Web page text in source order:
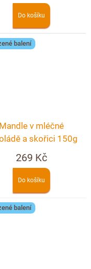
Do košíku
balení
Mandle v mléčné
a skořici 150g
269 Kč
Do košíku
balení